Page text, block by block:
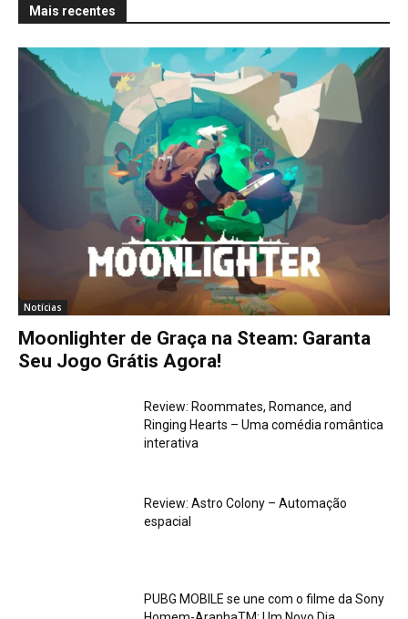
Mais recentes
Notícias
Moonlighter de Graça na Steam: Garanta
Seu Jogo Grátis Agora!
Review: Roommates, Romance, and
Ringing Hearts – Uma comédia romântica
interativa
Review: Astro Colony – Automação
espacial
PUBG MOBILE se une com o filme da Sony